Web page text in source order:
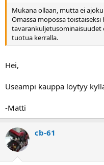
Mukana ollaan, mutta ei
Omassa mopossa
tavarankuljetusominaisuudet
tuotua kerralla.
Hei,
Useampi kauppa löytyy
-Matti
cb-61